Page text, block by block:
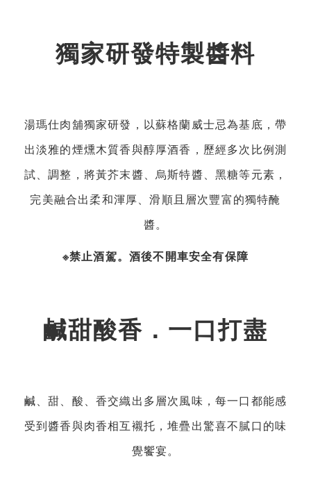
獨家研發特製醬料
湯瑪仕肉舖獨家研發，以蘇格蘭威士忌為基底，帶
出淡雅的煙燻木質香與醇厚酒香，歷經多次比例測
試、調整，將黃芥末醬、烏斯特醬、黑糖等元素，
完美融合出柔和渾厚、滑順且層次豐富的獨特醃
醬。
※禁止酒駕。酒後不開車安全有保障
鹹甜酸香．一口打盡
鹹、甜、酸、香交織出多層次風味，每一口都能感
受到醬香與肉香相互襯托，堆疊出驚喜不膩口的味
覺饗宴。